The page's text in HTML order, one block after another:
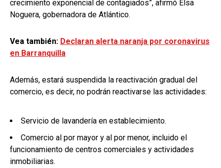
crecimiento exponencial de contagiados”, afirmó Elsa
Noguera, gobernadora de Atlántico.
Vea también: Declaran alerta naranja por coronavirus
en Barranquilla
Además, estará suspendida la reactivación gradual del
comercio, es decir, no podrán reactivarse las actividades:
Servicio de lavandería en establecimiento.
Comercio al por mayor y al por menor, incluido el
funcionamiento de centros comerciales y actividades
inmobiliarias.